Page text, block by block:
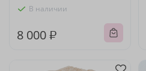
В наличии
8 000 ₽